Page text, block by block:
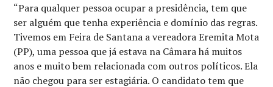
“Para qualquer pessoa ocupar a presidência, tem que
ser alguém que tenha experiência e domínio das regras.
Tivemos em Feira de Santana a vereadora Eremita Mota
(PP), uma pessoa que já estava na Câmara há muitos
anos e muito bem relacionada com outros políticos. Ela
não chegou para ser estagiária. O candidato tem que